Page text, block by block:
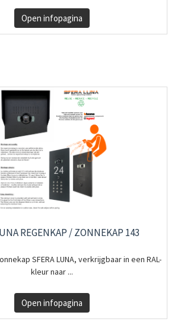
Open infopagina
REGENKAP / ZONNEKAP 143
SFERA LUNA, verkrijgbaar in een RAL-
kleur naar ...
Open infopagina